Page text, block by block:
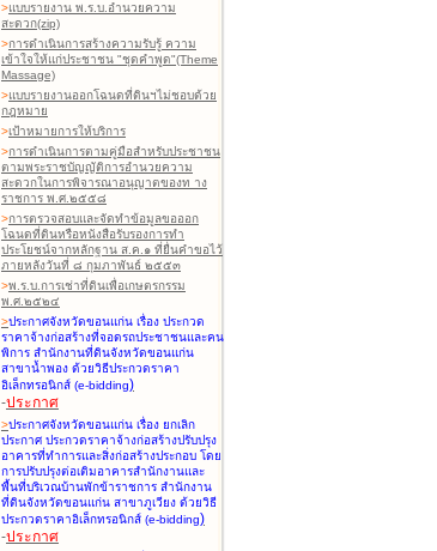
>แบบรายงาน พ.ร.บ.อำนวยความ
สะดวก(zip)
>การดำเนินการสร้างความรับรู้ ความ
เข้าใจให้แก่ประชาชน "ชุดคำพูด"(Theme
Massage)
>แบบรายงานออกโฉนดที่ดินฯไม่ชอบด้วย
กฎหมาย
>เป้าหมายการให้บริการ
>การดำเนินการตามคู่มือสำหรับประชาชน
ตามพระราชบัญญัติการอำนวยความ
สะดวกในการพิจารณาอนุญาตของท าง
ราชการ พ.ศ.๒๕๕๘
>การตรวจสอบและจัดทำข้อมูลขอออก
โฉนดที่ดินหรือหนังสือรับรองการทำ
ประโยชน์จากหลักฐาน ส.ค.๑ ที่ยื่นคำขอไว้
ภายหลังวันที่ ๘ กุมภาพันธ์ ๒๕๕๓
>พ.ร.บ.การเช่าที่ดินเพื่อเกษตรกรรม
พ.ศ.๒๕๒๔
>ประกาศจังหวัดขอนแก่น เรื่อง ประกวด
ราคาจ้างก่อสร้างที่จอดรถประชาชนและคน
พิการ สำนักงานที่ดินจังหวัดขอนแก่น
สาขาน้ำพอง ด้วยวิธีประกวดราคา
อิเล็กทรอนิกส์ (e-bidding)
-ประกาศ
>ประกาศจังหวัดขอนแก่น เรื่อง ยกเลิก
ประกาศ ประกวดราคาจ้างก่อสร้างปรับปรุง
อาคารที่ทำการและสิ่งก่อสร้างประกอบ โดย
การปรับปรุงต่อเติมอาคารสำนักงานและ
พื้นที่บริเวณบ้านพักข้าราชการ สำนักงาน
ที่ดินจังหวัดขอนแก่น สาขาภูเวียง ด้วยวิธี
ประกวดราคาอิเล็กทรอนิกส์ (e-bidding)
-ประกาศ